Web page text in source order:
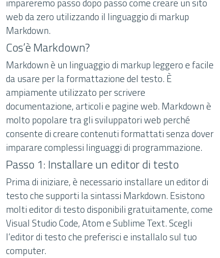
web da zero utilizzando il linguaggio di markup
Markdown.
Cos’è Markdown?
Markdown è un linguaggio di markup leggero e facile
da usare per la formattazione del testo. È
ampiamente utilizzato per scrivere
documentazione, articoli e pagine web. Markdown è
molto popolare tra gli sviluppatori web perché
consente di creare contenuti formattati senza dover
imparare complessi linguaggi di programmazione.
Passo 1: Installare un editor di testo
Prima di iniziare, è necessario installare un editor di
testo che supporti la sintassi Markdown. Esistono
molti editor di testo disponibili gratuitamente, come
Visual Studio Code, Atom e Sublime Text. Scegli
l’editor di testo che preferisci e installalo sul tuo
computer.